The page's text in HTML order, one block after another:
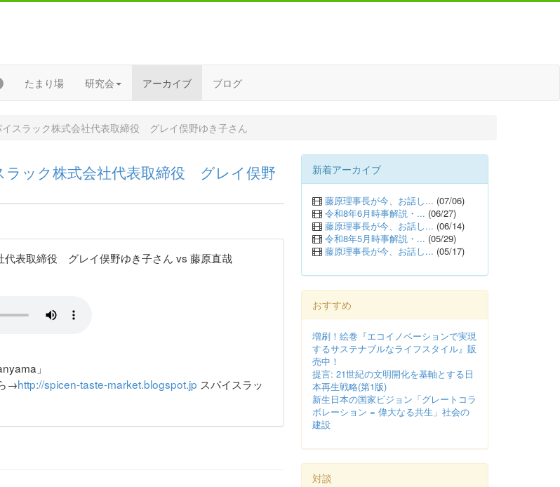
たまり場 研究会 アーカイブ ブログ
スラック株式会社代表取締役 グレイ俣野ゆき子さん
ラック株式会社代表取締役 グレイ俣野
代表取締役 グレイ俣野ゆき子さん vs 藤原直哉
」
→http://spicen-taste-market.blogspot.jp スパイスラッ
新着アーカイブ
藤原理事長が今、お話し... (07/06)
令和8年6月時事解説・... (06/27)
藤原理事長が今、お話し... (06/14)
令和8年5月時事解説・... (05/29)
藤原理事長が今、お話し... (05/17)
おすすめ
増刷！絵巻『エコイノベーションで実現
するサステナブルなライフスタイル』販
売中！
提言: 21世紀の文明開化を基軸とする日
本再生戦略(第1版)
新生日本の国家ビジョン「グレートコラ
ボレーション = 偉大なる共生」社会の
建設
対談